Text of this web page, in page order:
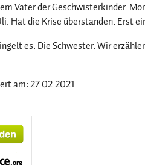
Vater der Geschwisterkinder.
Hat die Krise überstanden. Erst
es. Die Schwester. Wir
am: 27.02.2021